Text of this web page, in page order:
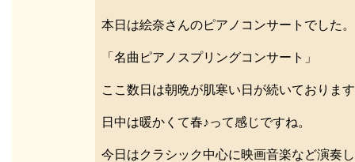
本日は絵奈さんのピアノコンサートでした。
「名曲ピアノスプリングコンサート」
ここ数日は朝晩が肌寒い日が続いておりま
日中は暖かくて春♪って感じですね。
今日はクラシック中心に映画音楽など演奏